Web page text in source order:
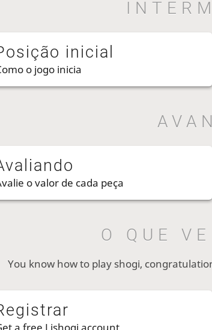
inicial
o jogo inicia
o valor de cada peça
O QUE
You know how to play shogi,